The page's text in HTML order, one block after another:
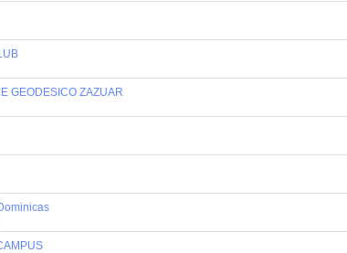
GEODESICO ZAZUAR